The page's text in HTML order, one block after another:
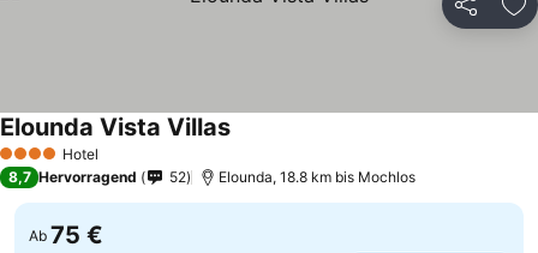
Teilen
4 Sterne Hotel
Elounda Vista Villas
8,7 Hervorragend 52 Elounda, 18.8 km bis Mochlos
Ab 75 €